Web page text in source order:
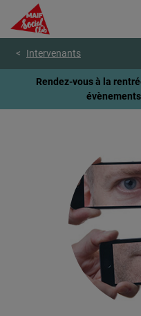
contenu
page
Intervenants
Rendez-vous à la